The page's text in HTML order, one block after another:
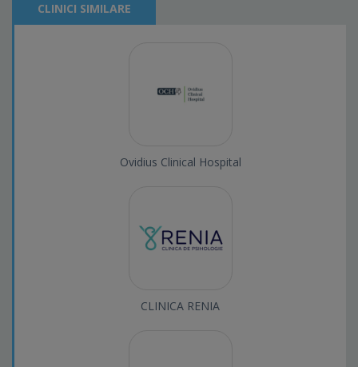
CLINICI SIMILARE
Ovidius Clinical Hospital
CLINICA RENIA